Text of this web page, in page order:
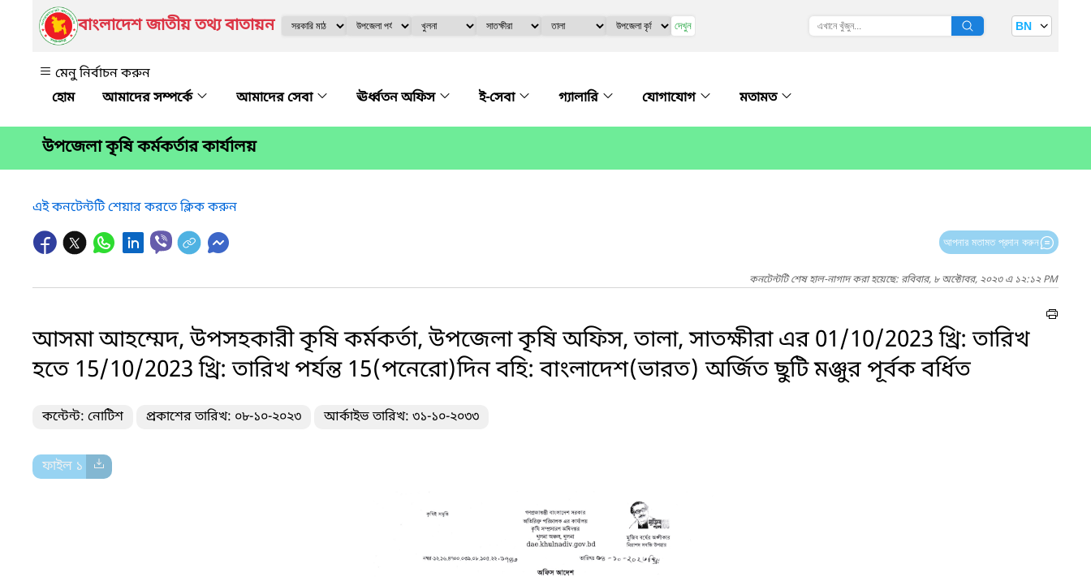
বাংলাদেশ জাতীয় তথ্য বাতায়ন দেখুন BN
মেনু নির্বাচন করুন
আমাদের সম্পর্কে
আমাদের সেবা ঊর্ধ্বতন অফিস ই-সেবা গ্যালারি যোগাযোগ মতামত
উপজেলা কৃষি কর্মকর্তার কার্যালয়
এই কনটেন্টটি শেয়ার করতে ক্লিক করুন
আপনার মতামত প্রদান করুন
কনটেন্টটি শেষ হাল-নাগাদ করা হয়েছে: রবিবার, ৮ অক্টোবর, ২০২৩ এ ১২:১২ PM
আসমা আহম্মেদ, উপসহকারী কৃষি কর্মকর্তা, উপজেলা কৃষি অফিস, তালা, সাতক্ষীরা এর 01/10/2023 খ্রি: তারিখ
হতে 15/10/2023 খ্রি: তারিখ পর্যন্ত 15(পনেরো)দিন বহি: বাংলাদেশ(ভারত) অর্জিত ছুটি মঞ্জুর পূর্বক বর্ধিত
কন্টেন্ট: নোটিশ প্রকাশের তারিখ: ০৮-১০-২০২৩ আর্কাইভ তারিখ: ৩১-১০-২০৩৩
ফাইল ১